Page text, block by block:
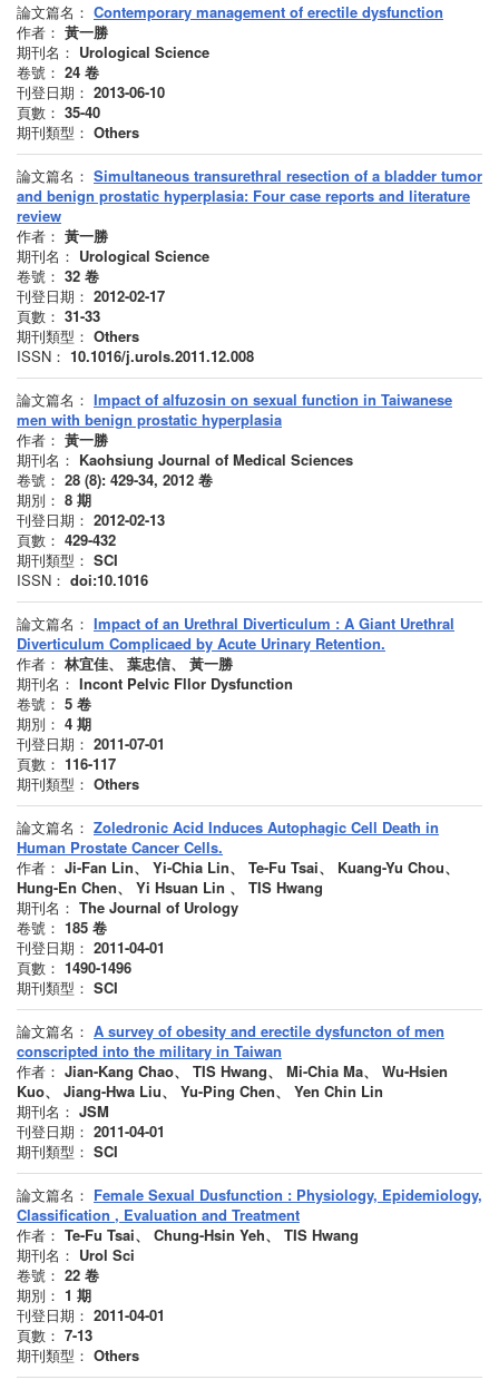
論文篇名： Contemporary management of erectile dysfunction
作者： 黃一勝
期刊名： Urological Science
卷號： 24 卷
刊登日期： 2013-06-10
頁數： 35-40
期刊類型： Others
論文篇名： Simultaneous transurethral resection of a bladder tumor
and benign prostatic hyperplasia: Four case reports and literature
review
作者： 黃一勝
期刊名： Urological Science
卷號： 32 卷
刊登日期： 2012-02-17
頁數： 31-33
期刊類型： Others
ISSN： 10.1016/j.urols.2011.12.008
論文篇名： Impact of alfuzosin on sexual function in Taiwanese
men with benign prostatic hyperplasia
作者： 黃一勝
期刊名： Kaohsiung Journal of Medical Sciences
卷號： 28 (8): 429-34, 2012 卷
期別： 8 期
刊登日期： 2012-02-13
頁數： 429-432
期刊類型： SCI
ISSN： doi:10.1016
論文篇名： Impact of an Urethral Diverticulum : A Giant Urethral
Diverticulum Complicaed by Acute Urinary Retention.
作者： 林宜佳、 葉忠信、 黃一勝
期刊名： Incont Pelvic Fllor Dysfunction
卷號： 5 卷
期別： 4 期
刊登日期： 2011-07-01
頁數： 116-117
期刊類型： Others
論文篇名： Zoledronic Acid Induces Autophagic Cell Death in
Human Prostate Cancer Cells.
作者： Ji-Fan Lin、 Yi-Chia Lin、 Te-Fu Tsai、 Kuang-Yu Chou、
Hung-En Chen、 Yi Hsuan Lin 、 TIS Hwang
期刊名： The Journal of Urology
卷號： 185 卷
刊登日期： 2011-04-01
頁數： 1490-1496
期刊類型： SCI
論文篇名： A survey of obesity and erectile dysfuncton of men
conscripted into the military in Taiwan
作者： Jian-Kang Chao、 TIS Hwang、 Mi-Chia Ma、 Wu-Hsien
Kuo、 Jiang-Hwa Liu、 Yu-Ping Chen、 Yen Chin Lin
期刊名： JSM
刊登日期： 2011-04-01
期刊類型： SCI
論文篇名： Female Sexual Dusfunction : Physiology, Epidemiology,
Classification , Evaluation and Treatment
作者： Te-Fu Tsai、 Chung-Hsin Yeh、 TIS Hwang
期刊名： Urol Sci
卷號： 22 卷
期別： 1 期
刊登日期： 2011-04-01
頁數： 7-13
期刊類型： Others